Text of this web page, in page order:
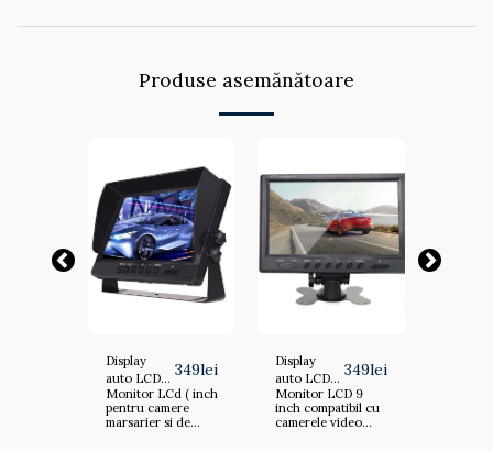
Produse asemănătoare
Display
auto LCD
9" 12V - 24V
D713
349lei
Monitor LCd ( inch
pentru camere
marsarier si de
Display
auto LCD
9" 12V - 24V
D713A
349lei
Monitor LCD 9
inch compatibil cu
camerele video